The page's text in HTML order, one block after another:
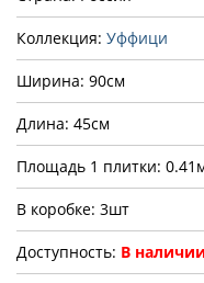
Коллекция: Уффици
Ширина: 90см
Длина: 45см
Площадь 1 плитки:
В коробке: 3шт
Доступность: В наличии